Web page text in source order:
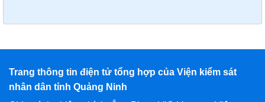
Trang thông tin điện tử tổng hợp của Viện kiểm sát
nhân dân tỉnh Quảng Ninh